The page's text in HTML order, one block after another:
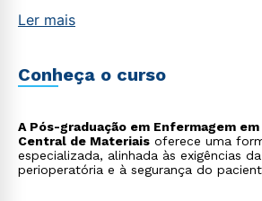
Ler mais
Conheça o curso
A Pós-graduação em Enfermagem
Central de Materiais oferece uma
especializada, alinhada às exigências
perioperatória e à segurança do